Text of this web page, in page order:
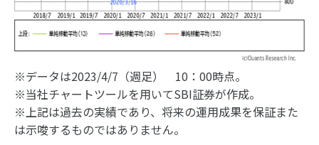
※データは2023/4/7（週足） 10：00時点。
※当社チャートツールを用いてSBI証券が作成。
※上記は過去の実績であり、将来の運用成果を保証また
は示唆するものではありません。